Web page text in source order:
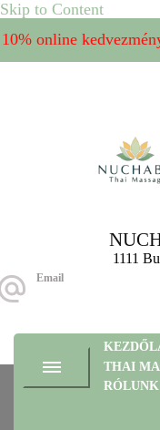
Skip to Content
10% online
1111
Email
THAI
RÓLUNK